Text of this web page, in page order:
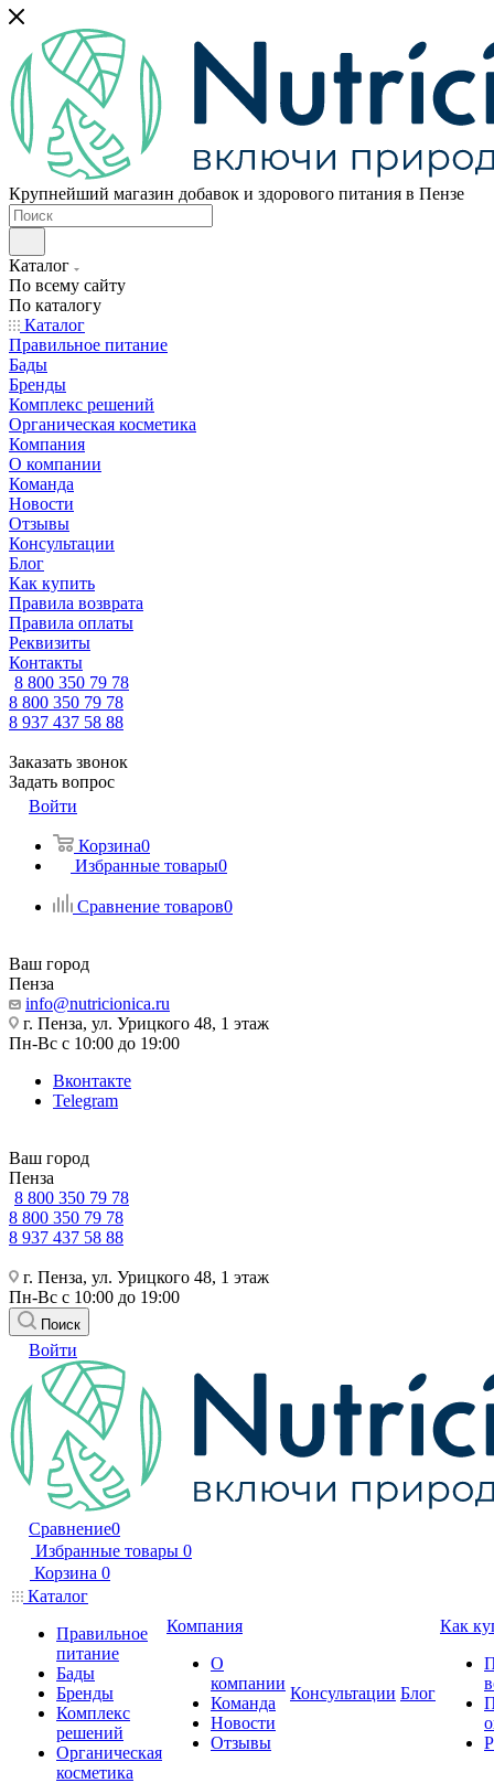
Крупнейший магазин добавок и здорового питания в Пензе
Каталог
По всему сайту
По каталогу
Каталог
Правильное питание
Бады
Бренды
Комплекс решений
Органическая косметика
Компания
О компании
Команда
Новости
Отзывы
Консультации
Блог
Как купить
Правила возврата
Правила оплаты
Реквизиты
Контакты
8 800 350 79 78
8 800 350 79 78
8 937 437 58 88
Заказать звонок
Задать вопрос
Войти
Корзина0
Избранные товары0
Сравнение товаров0
Ваш город
Пенза
info@nutricionica.ru
г. Пенза, ул. Урицкого 48, 1 этаж
Пн-Вс с 10:00 до 19:00
Вконтакте
Telegram
Ваш город
Пенза
8 800 350 79 78
8 800 350 79 78
8 937 437 58 88
г. Пенза, ул. Урицкого 48, 1 этаж
Пн-Вс с 10:00 до 19:00
Поиск
Войти
Сравнение0
Избранные товары 0
Корзина 0
Каталог
Правильное
питание
Бады
Бренды
Комплекс
решений
Органическая
косметика
Компания
О
компании
Команда
Новости
Отзывы
Консультации Блог
Как